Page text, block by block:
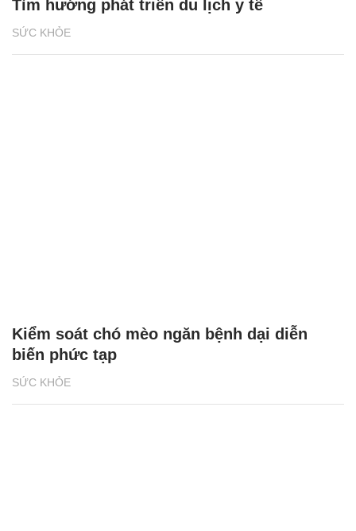
SỨC KHỎE
Tìm hướng phát triển du lịch y tế
SỨC KHỎE
Kiểm soát chó mèo ngăn bệnh dại diễn
biến phức tạp